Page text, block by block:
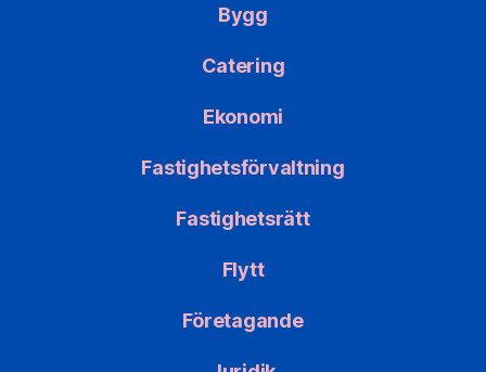
Bygg
Catering
Ekonomi
Fastighetsförvaltning
Fastighetsrätt
Flytt
Företagande